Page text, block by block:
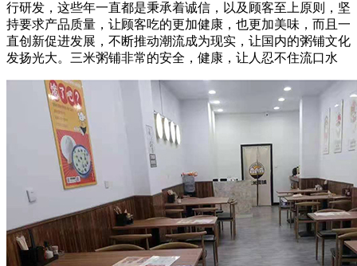
行研发，这些年一直都是秉承着诚信，以及顾客至上原则，坚
持要求产品质量，让顾客吃的更加健康，也更加美味，而且一
直创新促进发展，不断推动潮流成为现实，让国内的粥铺文化
发扬光大。三米粥铺非常的安全，健康，让人忍不住流口水